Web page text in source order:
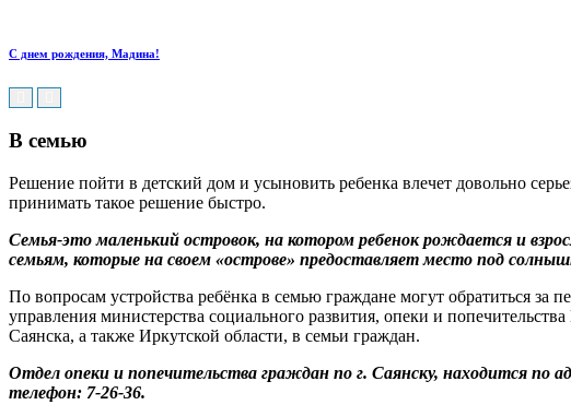
С днем рождения, Мадина!
В семью
Решение пойти в детский дом и усыновить ребенка влечет довольно
принимать такое решение быстро.
Семья-это маленький островок, на котором ребенок рождается и
семьям, которые на своем «острове» предоставляет место под
По вопросам устройства ребёнка в семью граждане могут обратиться
управления министерства социального развития, опеки и
Саянска, а также Иркутской области, в семьи граждан.
Отдел опеки и попечительства граждан по г. Саянску, находится по
телефон: 7-26-36.